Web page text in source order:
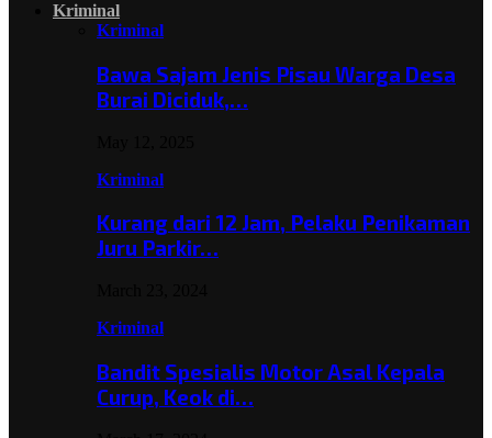
Kriminal
Kriminal
Bawa Sajam Jenis Pisau Warga Desa
Burai Diciduk,…
Kriminal
Kurang dari 12 Jam, Pelaku Penikaman
Juru Parkir…
Kriminal
Bandit Spesialis Motor Asal Kepala
Curup, Keok di…